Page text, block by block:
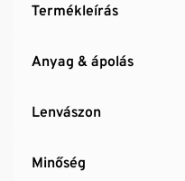
Termékleírás
Anyag & ápolás
Lenvászon
Minőség